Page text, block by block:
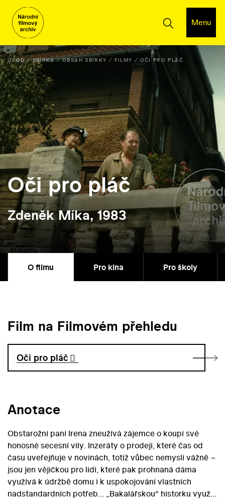
Menu
ÚVOD SBÍRKA OBSAH SBÍRKY FILMY OČI PRO PLÁČ
Oči pro pláč
Zdeněk Míka, 1983
O filmu Pro kina Pro školy
Film na Filmovém přehledu
Oči pro pláč
Anotace
Obstarožní paní Irena zneužívá zájemce o koupi své
honosné secesní vily. Inzeráty o prodeji, které čas od
času uveřejňuje v novinách, totiž vůbec nemyslí vážně –
jsou jen vějičkou pro lidi, které pak prohnaná dáma
využívá k údržbě domu i k uspokojování vlastních
nadstandardních potřeb... „Bakalářskou“ historku využil